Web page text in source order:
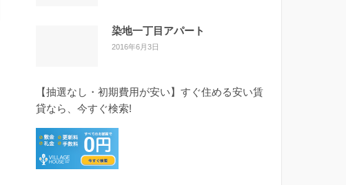
染地一丁目アパート
2016年6月3日
【抽選なし・初期費用が安い】すぐ住める安い賃
貸なら、今すぐ検索!